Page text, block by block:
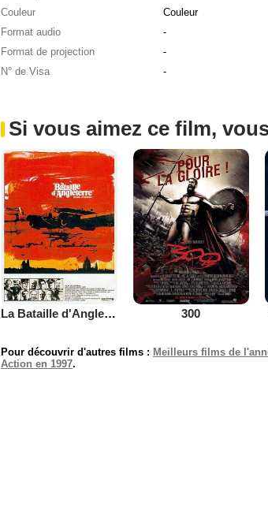
Couleur
Couleur
Format audio
-
Format de projection
-
N° de Visa
-
Si vous aimez ce film,
La Bataille d'Angleterre 300
Pour découvrir d'autres films : Meilleurs films de
Action en 1997.